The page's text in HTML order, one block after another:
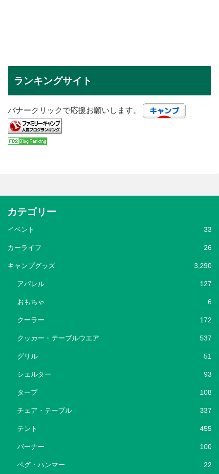
ランキングサイト
バナークリックで応援お願いします。
カテゴリー
イベント 33
カーライフ 26
キャンプグッズ 3,290
アパレル 127
おもちゃ 6
クーラー 172
クッカー・テーブルウエア 537
グリル 51
シェルター 93
タープ 108
チェア・テーブル 337
テント 455
バーナー 100
ペグ・ハンマー 22